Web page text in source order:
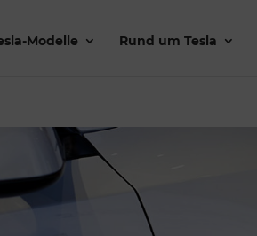
Modelle Rund um Tesla